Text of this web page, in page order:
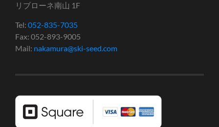
リブローネ南山 1F
Tel:052-835-7035
Fax: 052-893-9005
Mail: nakamura@ski-seed.com